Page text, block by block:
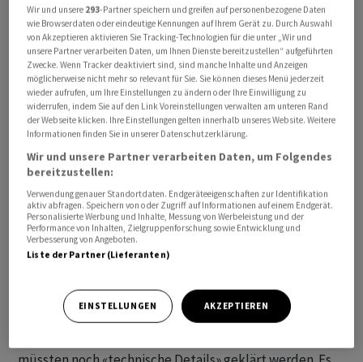
Deutschland hat Kiew bereits etliche Waffensysteme
zur Verfügung gestellt, darunter das moderne
Flugabwehrsystem Iris-T. Die Ukraine fordert seit
längerem auch Taurus-Marschflugkörper. Deutschlands
Kanzler Olaf Scholz äusserte sich dazu aber bisher
zurückhaltend. Es gibt Befürchtungen, dass die
Marschflugkörper auch russisches Territorium erreichen
könnten. «Egal, welche Anforderungen an Deutschland
gerichtet werden: Ich werde mir weiterhin jede einzelne
Entscheidung sorgfältig überlegen und niemals etwas
Unüberlegtes tun», sagte Scholz den Zeitungen der
Deutschlands Aussenministerin Annalena Baerbock
Wir und unsere 293-Partner speichern und greifen auf personenbezogene Daten
wie Browserdaten oder eindeutige Kennungen auf Ihrem Gerät zu. Durch Auswahl
von Akzeptieren aktivieren Sie Tracking-Technologien für die unter „Wir und
unsere Partner verarbeiten Daten, um Ihnen Dienste bereitzustellen“ aufgeführten
Zwecke. Wenn Tracker deaktiviert sind, sind manche Inhalte und Anzeigen
möglicherweise nicht mehr so relevant für Sie. Sie können dieses Menü jederzeit
wieder aufrufen, um Ihre Einstellungen zu ändern oder Ihre Einwilligung zu
widerrufen, indem Sie auf den Link Voreinstellungen verwalten am unteren Rand
der Webseite klicken. Ihre Einstellungen gelten innerhalb unseres Website. Weitere
Informationen finden Sie in unserer Datenschutzerklärung.
Wir und unsere Partner verarbeiten Daten, um Folgendes
bereitzustellen:
Verwendung genauer Standortdaten. Endgeräteeigenschaften zur Identifikation
aktiv abfragen. Speichern von oder Zugriff auf Informationen auf einem Endgerät.
Personalisierte Werbung und Inhalte, Messung von Werbeleistung und der
Performance von Inhalten, Zielgruppenforschung sowie Entwicklung und
Verbesserung von Angeboten.
Liste der Partner (Lieferanten)
EINSTELLUNGEN AKZEPTIEREN